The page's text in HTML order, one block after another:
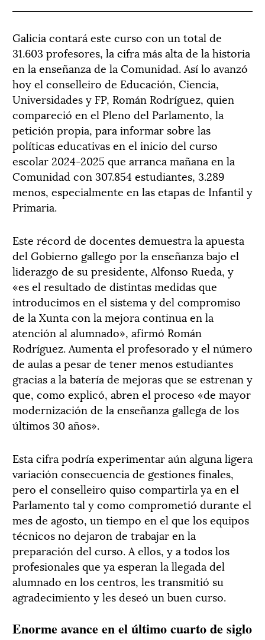
Galicia contará este curso con un total de
31.603 profesores, la cifra más alta de la historia
en la enseñanza de la Comunidad. Así lo avanzó
hoy el conselleiro de Educación, Ciencia,
Universidades y FP, Román Rodríguez, quien
compareció en el Pleno del Parlamento, la
petición propia, para informar sobre las
políticas educativas en el inicio del curso
escolar 2024-2025 que arranca mañana en la
Comunidad con 307.854 estudiantes, 3.289
menos, especialmente en las etapas de Infantil y
Primaria.
Este récord de docentes demuestra la apuesta
del Gobierno gallego por la enseñanza bajo el
liderazgo de su presidente, Alfonso Rueda, y
«es el resultado de distintas medidas que
introducimos en el sistema y del compromiso
de la Xunta con la mejora continua en la
atención al alumnado», afirmó Román
Rodríguez. Aumenta el profesorado y el número
de aulas a pesar de tener menos estudiantes
gracias a la batería de mejoras que se estrenan y
que, como explicó, abren el proceso «de mayor
modernización de la enseñanza gallega de los
últimos 30 años».
Esta cifra podría experimentar aún alguna ligera
variación consecuencia de gestiones finales,
pero el conselleiro quiso compartirla ya en el
Parlamento tal y como comprometió durante el
mes de agosto, un tiempo en el que los equipos
técnicos no dejaron de trabajar en la
preparación del curso. A ellos, y a todos los
profesionales que ya esperan la llegada del
alumnado en los centros, les transmitió su
agradecimiento y les deseó un buen curso.
Enorme avance en el último cuarto de siglo